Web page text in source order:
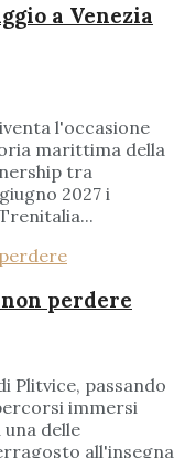
a Venezia
l'occasione
marittima della
tra
2027 i
perdere
Plitvice, passando
immersi
delle
all'insegna